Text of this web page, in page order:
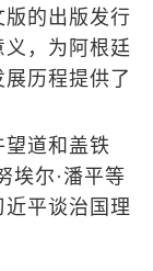
的出版发行
，为阿根廷
历程提供了
道和盖铁
埃尔·潘平等
平谈治国理